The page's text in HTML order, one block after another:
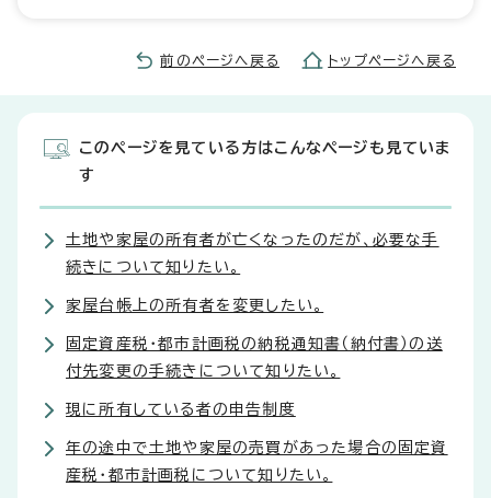
前のページへ戻る トップページへ戻る
このページを見ている方はこんなページも見ていま
す
土地や家屋の所有者が亡くなったのだが、必要な手
続きについて知りたい。
家屋台帳上の所有者を変更したい。
固定資産税・都市計画税の納税通知書（納付書）の送
付先変更の手続きについて知りたい。
現に所有している者の申告制度
年の途中で土地や家屋の売買があった場合の固定資
産税・都市計画税について知りたい。